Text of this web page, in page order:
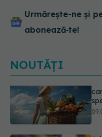
Urmărește-ne și
abonează‑te!
NOUTĂȚI
ce